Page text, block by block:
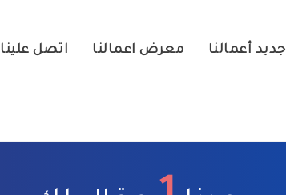
جديد أعمالنا معرض اعمالنا اتصل علينا